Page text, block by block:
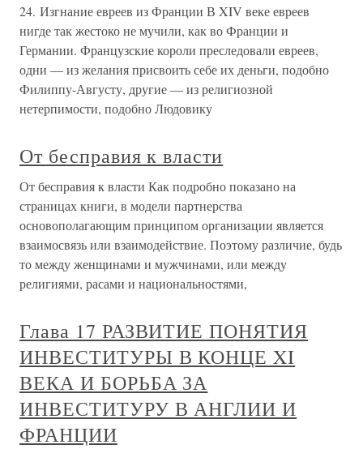
24. Изгнание евреев из Франции В XIV веке евреев
нигде так жестоко не мучили, как во Франции и
Германии. Французские короли преследовали евреев,
одни — из желания присвоить себе их деньги, подобно
Филиппу-Августу, другие — из религиозной
нетерпимости, подобно Людовику
От бесправия к власти
От бесправия к власти Как подробно показано на
страницах книги, в модели партнерства
основополагающим принципом организации является
взаимосвязь или взаимодействие. Поэтому различие, будь
то между женщинами и мужчинами, или между
религиями, расами и национальностями,
Глава 17 РАЗВИТИЕ ПОНЯТИЯ
ИНВЕСТИТУРЫ В КОНЦЕ XI
ВЕКА И БОРЬБА ЗА
ИНВЕСТИТУРУ В АНГЛИИ И
ФРАНЦИИ